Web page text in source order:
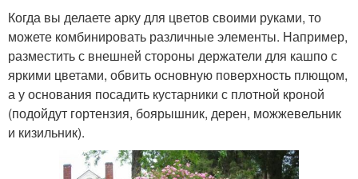
Когда вы делаете арку для цветов своими руками, то
можете комбинировать различные элементы. Например,
разместить с внешней стороны держатели для кашпо с
яркими цветами, обвить основную поверхность плющом,
а у основания посадить кустарники с плотной кроной
(подойдут гортензия, боярышник, дерен, можжевельник
и кизильник).